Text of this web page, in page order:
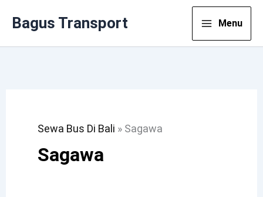
Bagus Transport Menu
Sewa Bus Di Bali » Sagawa
Sagawa